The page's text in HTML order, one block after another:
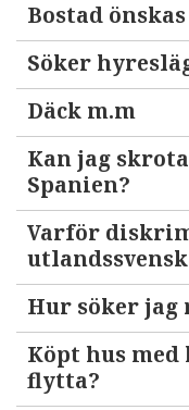
Bostad
Söker
Däck m.m
Kan jag
Spanien?
Varför
Hur söker jag
Köpt hus
flytta?